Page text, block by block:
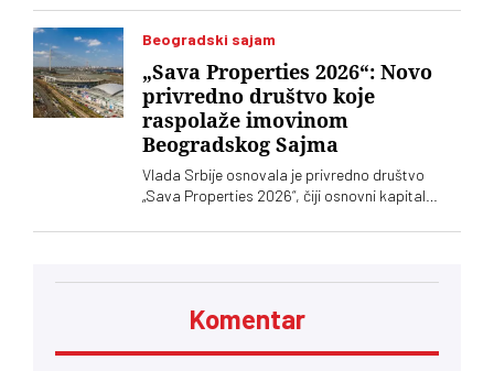
nesigurnosti oko legalizacije i rada lokalnih
samouprava, građani širom Srbije suočavaju se
infrastrukture
Beogradski sajam
„Sava Properties 2026“: Novo
privredno društvo koje
raspolaže imovinom
Beogradskog Sajma
Vlada Srbije osnovala je privredno društvo
„Sava Properties 2026“, čiji osnovni kapital
nenovčani ulog unela brojne katastarske
Komentar